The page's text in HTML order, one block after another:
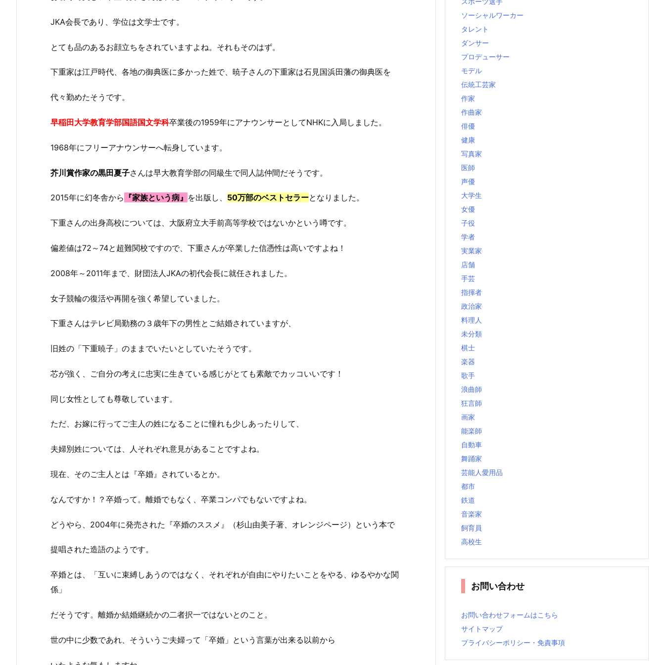
JKA会長であり、学位は文学士です。
とても品のあるお顔立ちをされていますよね。それもそのはず。
下重家は江戸時代、各地の御典医に多かった姓で、暁子さんの下重家は石見国浜田藩の御典医を
代々勤めたそうです。
早稲田大学教育学部国語国文学科卒業後の1959年にアナウンサーとしてNHKに入局しました。
1968年にフリーアナウンサーへ転身しています。
芥川賞作家の黒田夏子さんは早大教育学部の同級生で同人誌仲間だそうです。
2015年に幻冬舎から 『家族という病』 を出版し、 50万部のベストセラーとなりました。
下重さんの出身高校については、大阪府立大手前高等学校ではないかという噂です。
偏差値は72～74と超難関校ですので、下重さんが卒業した信憑性は高いですよね！
2008年～2011年まで、財団法人JKAの初代会長に就任されました。
女子競輪の復活や再開を強く希望していました。
下重さんはテレビ局勤務の３歳年下の男性とご結婚されていますが、
旧姓の「下重暁子」のままでいたいとしていたそうです。
芯が強く、ご自分の考えに忠実に生きている感じがとても素敵でカッコいいです！
同じ女性としても尊敬しています。
ただ、お嫁に行ってご主人の姓になることに憧れも少しあったりして、
夫婦別姓については、人それぞれ意見があることですよね。
現在、そのご主人とは『卒婚』されているとか。
なんですか！？卒婚って。離婚でもなく、卒業コンパでもないですよね。
どうやら、2004年に発売された『卒婚のススメ』（杉山由美子著、オレンジページ）という本で
提唱された造語のようです。
卒婚とは、「互いに束縛しあうのではなく、それぞれが自由にやりたいことをやる、ゆるやかな関
係」
だそうです。離婚か結婚継続かの二者択一ではないとのこと。
世の中に少数であれ、そういうご夫婦って「卒婚」という言葉が出来る以前から
ソーシャルワーカー
タレント
ダンサー
プロデューサー
モデル
伝統工芸家
作家
作曲家
俳優
健康
写真家
医師
声優
大学生
女優
子役
学者
実業家
店舗
手芸
指揮者
政治家
料理人
未分類
棋士
楽器
歌手
浪曲師
狂言師
画家
能楽師
自動車
舞踊家
芸能人愛用品
都市
鉄道
音楽家
飼育員
高校生
お問い合わせ
お問い合わせフォームはこちら
サイトマップ
プライバシーポリシー・免責事項